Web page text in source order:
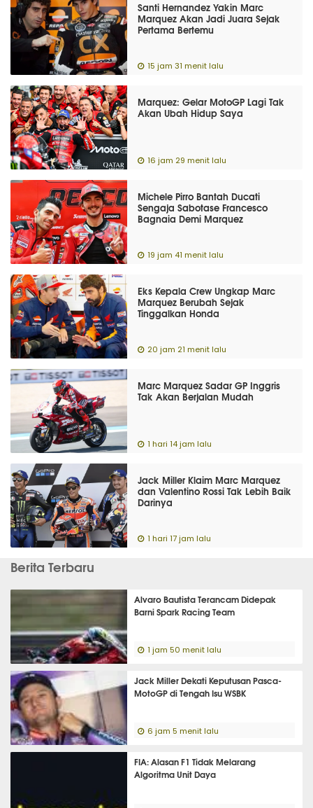
Santi Hernandez Yakin Marc
Marquez Akan Jadi Juara Sejak
Pertama Bertemu
15 jam 31 menit lalu
Marquez: Gelar MotoGP Lagi Tak
Akan Ubah Hidup Saya
16 jam 29 menit lalu
Michele Pirro Bantah Ducati
Sengaja Sabotase Francesco
Bagnaia Demi Marquez
19 jam 41 menit lalu
Eks Kepala Crew Ungkap Marc
Marquez Berubah Sejak
Tinggalkan Honda
20 jam 21 menit lalu
Marc Marquez Sadar GP Inggris
Tak Akan Berjalan Mudah
1 hari 14 jam lalu
Jack Miller Klaim Marc Marquez
dan Valentino Rossi Tak Lebih Baik
Darinya
1 hari 17 jam lalu
Berita Terbaru
Alvaro Bautista Terancam Didepak
Barni Spark Racing Team
1 jam 50 menit lalu
Jack Miller Dekati Keputusan Pasca-
MotoGP di Tengah Isu WSBK
6 jam 5 menit lalu
FIA: Alasan F1 Tidak Melarang
Algoritma Unit Daya